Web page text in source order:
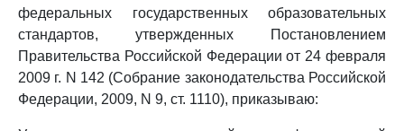
федеральных государственных образовательных
стандартов, утвержденных Постановлением
Правительства Российской Федерации от 24 февраля
2009 г. N 142 (Собрание законодательства Российской
Федерации, 2009, N 9, ст. 1110), приказываю: